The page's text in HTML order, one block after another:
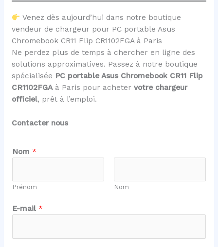
Venez dès aujourd’hui dans notre boutique
vendeur de chargeur pour PC portable Asus
Chromebook CR11 Flip CR1102FGA à Paris
Ne perdez plus de temps à chercher en ligne des
solutions approximatives. Passez à notre boutique
spécialisée PC portable Asus Chromebook CR11 Flip
CR1102FGAà Paris pour acheter votre chargeur
officiel, prêt à l’emploi.
Contacter nous
E
-
a
l
C
m
Nom *
Prénom Nom
E-mail *